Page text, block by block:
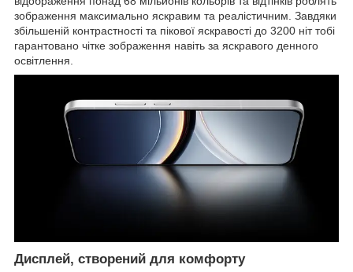
зображення максимально яскравим та реалістичним. Завдяки
збільшеній контрастності та пікової яскравості до 3200 ніт тобі
гарантовано чітке зображення навіть за яскравого денного
освітлення.
Дисплей, створений для комфорту